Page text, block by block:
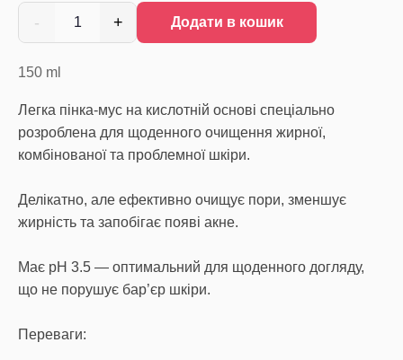
- 1 + Додати в кошик
150 ml
Легка пінка-мус на кислотній основі спеціально
розроблена для щоденного очищення жирної,
комбінованої та проблемної шкіри.
Делікатно, але ефективно очищує пори, зменшує
жирність та запобігає появі акне.
Має pH 3.5 — оптимальний для щоденного догляду,
що не порушує бар’єр шкіри.
Переваги: